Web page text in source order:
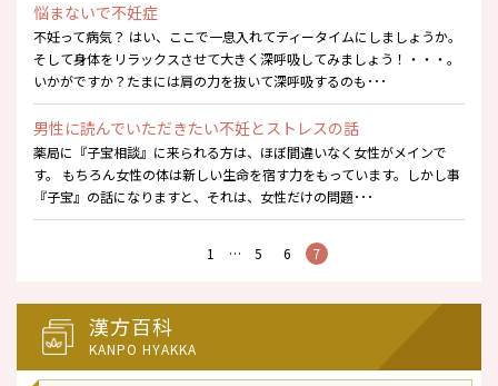
悩まないで不妊症
不妊って病気？ はい、ここで一息入れてティータイムにしましょうか。
そして身体をリラックスさせて大きく深呼吸してみましょう！・・・。
いかがですか？たまには肩の力を抜いて深呼吸するのも･･･
男性に読んでいただきたい不妊とストレスの話
薬局に『子宝相談』に来られる方は、ほぼ間違いなく女性がメインで
す。 もちろん女性の体は新しい生命を宿す力をもっています。しかし事
『子宝』の話になりますと、それは、女性だけの問題･･･
1 … 5 6 7
漢方百科
KANPO HYAKKA